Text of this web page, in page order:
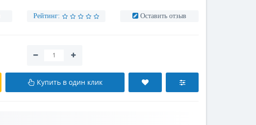
Рейтинг: Оставить отзыв
Купить в один клик